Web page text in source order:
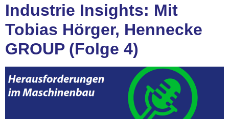
Industrie Insights: Mit
Tobias Hörger, Hennecke
GROUP (Folge 4)